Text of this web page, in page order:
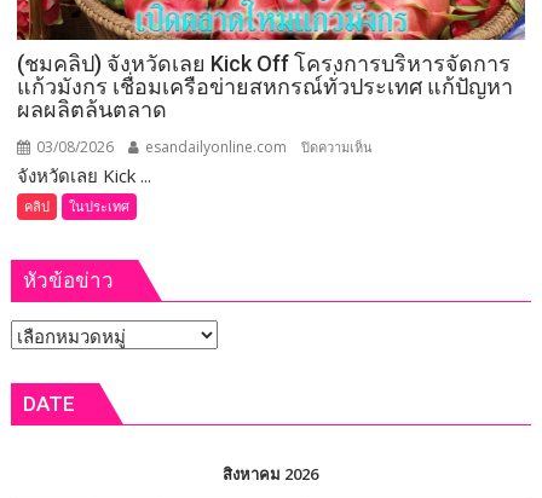
888”
ยึด
ทรัพย์
กว่า
(ชมคลิป) จังหวัดเลย Kick Off โครงการบริหารจัดการ
แก้วมังกร เชื่อมเครือข่ายสหกรณ์ทั่วประเทศ แก้ปัญหา
ผลผลิตล้นตลาด
03/08/2026 esandailyonline.com ปิดความเห็น
Off
จังหวัดเลย Kick ...
คลิป ในประเทศ
หัวข้อข่าว
หัวข้อ
DATE
สิงหาคม 2026